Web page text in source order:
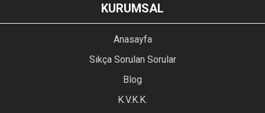
KURUMSAL
Anasayfa
Sıkça Sorulan Sorular
Blog
K.V.K.K.